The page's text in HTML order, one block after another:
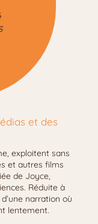
et des
exploitent sans
et autres films
de Joyce,
Réduite à
narration où
lentement.